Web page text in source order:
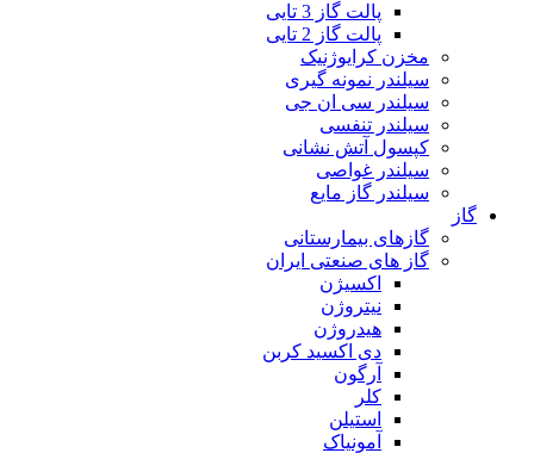
پالت گاز 3 تایی
پالت گاز 2 تایی
مخزن کرایوژنیک
سیلندر نمونه گیری
سیلندر سی ان جی
سیلندر تنفسی
کپسول آتش نشانی
سیلندر غواصی
سیلندر گاز مایع
گاز
گازهای بیمارستانی
گاز های صنعتی ایران
اکسیژن
نیتروژن
هیدروژن
دی اکسید کربن
آرگون
کلر
استیلن
آمونیاک